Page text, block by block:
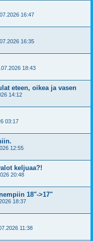
16:47
16:35
18:43
eteen, oikea ja vasen
14:12
03:17
12:55
keljuaa?!
20:48
18"->17"
18:37
11:38